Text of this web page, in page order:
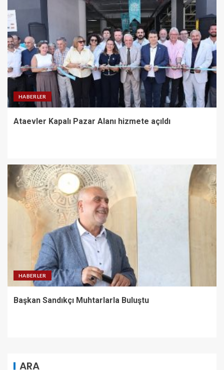
HABERLER
Ataevler Kapalı Pazar Alanı hizmete açıldı
HABERLER
Başkan Sandıkçı Muhtarlarla Buluştu
ARA